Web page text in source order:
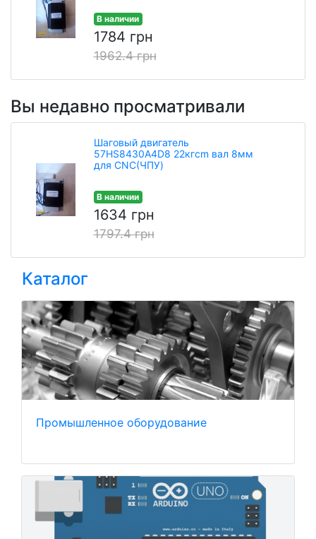
В наличии
1784 грн
1962.4 грн
Вы недавно просматривали
Шаговый двигатель
57HS8430A4D8 22кгcm вал 8мм
для CNC(ЧПУ)
В наличии
1634 грн
1797.4 грн
Каталог
Промышленное оборудование